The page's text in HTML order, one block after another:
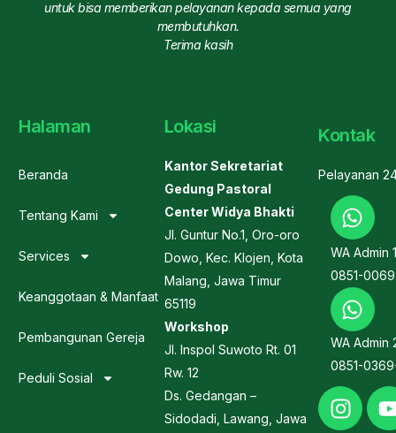
untuk bisa memberikan pelayanan kepada semua yang
membutuhkan.
Terima kasih
Halaman
Beranda
Tentang Kami
Services
Keanggotaan & Manfaat
Pembangunan Gereja
Peduli Sosial
Lokasi
Kantor Sekretariat
Gedung Pastoral
Center Widya Bhakti
Jl. Guntur No.1, Oro-oro
Dowo, Kec. Klojen, Kota
Malang, Jawa Timur
65119
Workshop
Jl. Inspol Suwoto Rt. 01
Rw. 12
Ds. Gedangan –
Sidodadi, Lawang, Jawa
Kontak
Pelayanan
WA Admin 1
0851-
WA Admin
0851-